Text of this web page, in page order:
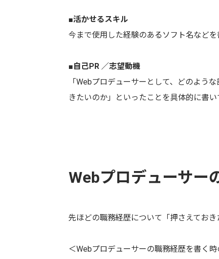
■活かせるスキル
今まで使用した経験のあるソフト名など
■自己PR ／志望動機
「Webプロデューサーとして、どのよう
きたいのか」といったことを具体的に書
Webプロデューサー
先ほどの職務経歴について「押さえてお
＜Webプロデューサーの職務経歴を書く